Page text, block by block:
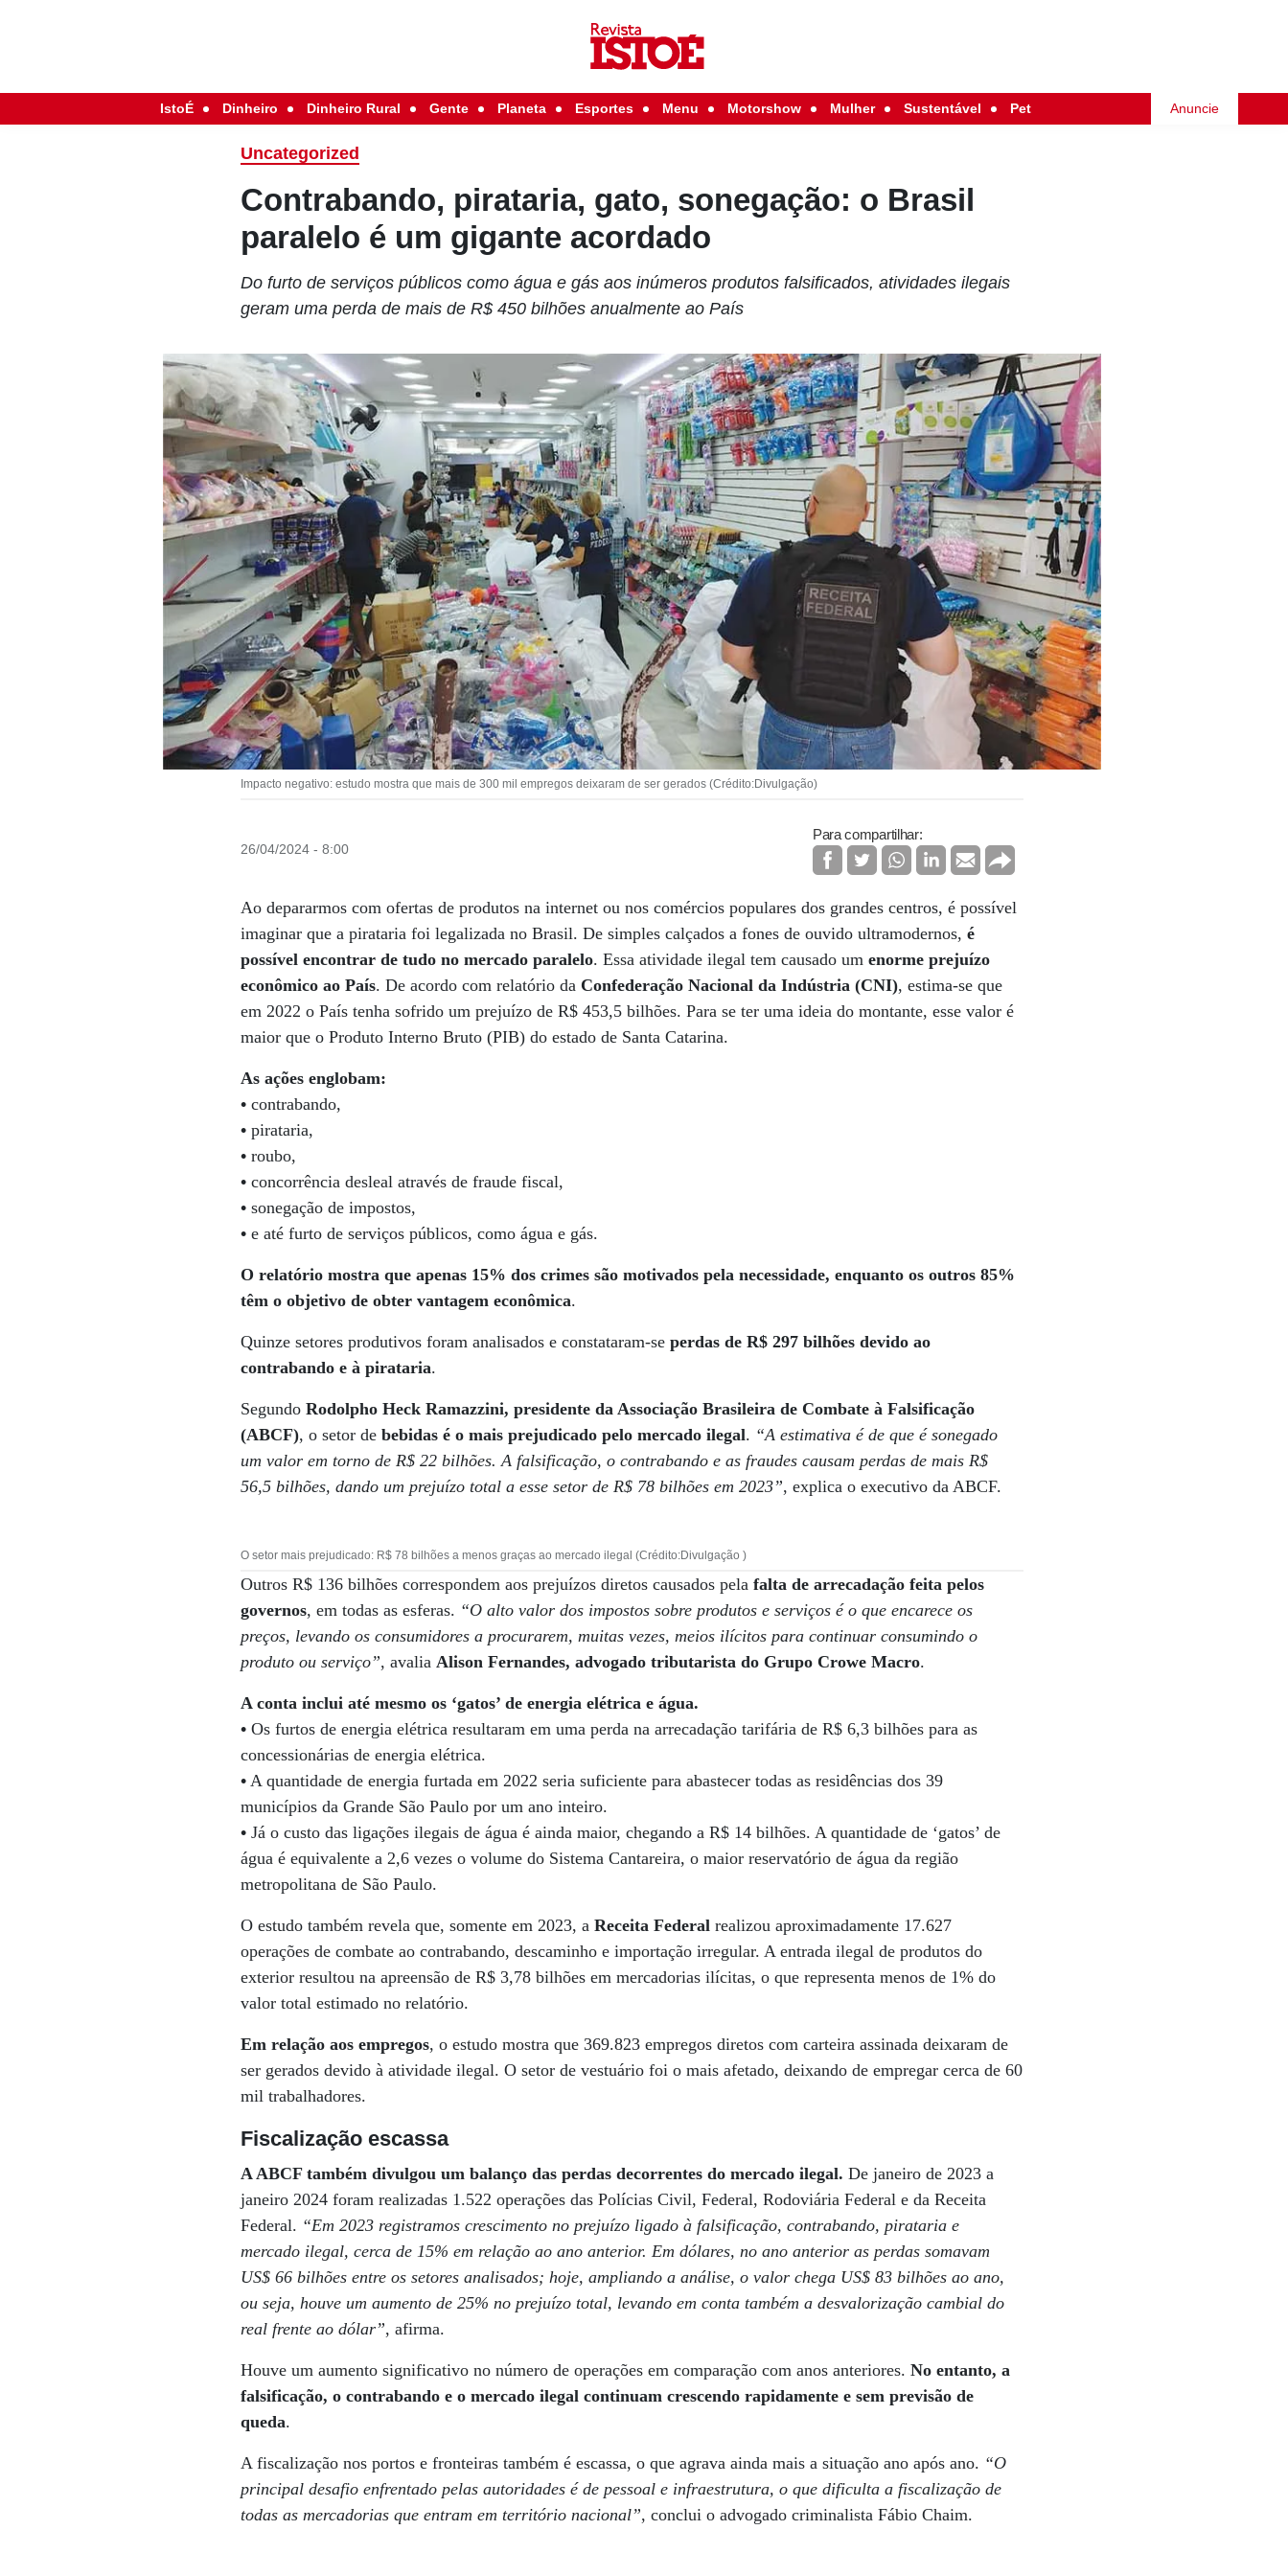
IstoÉ Dinheiro Dinheiro Rural Gente Planeta Esportes Menu Motorshow Mulher Sustentável Pet Anuncie
Uncategorized
Contrabando, pirataria, gato, sonegação: o Brasil
paralelo é um gigante acordado
Do furto de serviços públicos como água e gás aos inúmeros produtos falsificados, atividades ilegais
geram uma perda de mais de R$ 450 bilhões anualmente ao País
Impacto negativo: estudo mostra que mais de 300 mil empregos deixaram de ser gerados (Crédito:Divulgação)
26/04/2024 - 8:00
Para compartilhar:
Ao depararmos com ofertas de produtos na internet ou nos comércios populares dos grandes centros, é possível
imaginar que a pirataria foi legalizada no Brasil. De simples calçados a fones de ouvido ultramodernos,é
possível encontrar de tudo no mercado paralelo. Essa atividade ilegal tem causado umenorme prejuízo
econômico ao País. De acordo com relatório da Confederação Nacional da Indústria (CNI), estima-se que
em 2022 o País tenha sofrido um prejuízo de R$ 453,5 bilhões. Para se ter uma ideia do montante, esse valor é
maior que o Produto Interno Bruto (PIB) do estado de Santa Catarina.
As ações englobam:
• contrabando,
• pirataria,
• roubo,
• concorrência desleal através de fraude fiscal,
• sonegação de impostos,
• e até furto de serviços públicos, como água e gás.
O relatório mostra que apenas 15% dos crimes são motivados pela necessidade, enquanto os outros 85%
têm o objetivo de obter vantagem econômica.
Quinze setores produtivos foram analisados e constataram-seperdas de R$ 297 bilhões devido ao
contrabando e à pirataria.
SegundoRodolpho Heck Ramazzini, presidente da Associação Brasileira de Combate à Falsificação
(ABCF), o setor debebidas é o mais prejudicado pelo mercado ilegal. “A estimativa é de que é sonegado
um valor em torno de R$ 22 bilhões. A falsificação, o contrabando e as fraudes causam perdas de mais R$
56,5 bilhões, dando um prejuízo total a esse setor de R$ 78 bilhões em 2023”, explica o executivo da ABCF.
O setor mais prejudicado: R$ 78 bilhões a menos graças ao mercado ilegal (Crédito:Divulgação )
Outros R$ 136 bilhões correspondem aos prejuízos diretos causados pela falta de arrecadação feita pelos
governos, em todas as esferas. “O alto valor dos impostos sobre produtos e serviços é o que encarece os
preços, levando os consumidores a procurarem, muitas vezes, meios ilícitos para continuar consumindo o
produto ou serviço”, avaliaAlison Fernandes, advogado tributarista do Grupo Crowe Macro.
A conta inclui até mesmo os ‘gatos’ de energia elétrica e água.
•Os furtos de energia elétrica resultaram em uma perda na arrecadação tarifária de R$ 6,3 bilhões para as
concessionárias de energia elétrica.
• A quantidade de energia furtada em 2022 seria suficiente para abastecer todas as residências dos 39
municípios da Grande São Paulo por um ano inteiro.
• Já o custo das ligações ilegais de água é ainda maior, chegando a R$ 14 bilhões. A quantidade de ‘gatos’ de
água é equivalente a 2,6 vezes o volume do Sistema Cantareira, o maior reservatório de água da região
metropolitana de São Paulo.
O estudo também revela que, somente em 2023, aReceita Federal realizou aproximadamente 17.627
operações de combate ao contrabando, descaminho e importação irregular. A entrada ilegal de produtos do
exterior resultou na apreensão de R$ 3,78 bilhões em mercadorias ilícitas, o que representa menos de 1% do
valor total estimado no relatório.
Em relação aos empregos, o estudo mostra que 369.823 empregos diretos com carteira assinada deixaram de
ser gerados devido à atividade ilegal. O setor de vestuário foi o mais afetado, deixando de empregar cerca de 60
mil trabalhadores.
Fiscalização escassa
A ABCF também divulgou um balanço das perdas decorrentes do mercado ilegal. De janeiro de 2023 a
janeiro 2024 foram realizadas 1.522 operações das Polícias Civil, Federal, Rodoviária Federal e da Receita
Federal. “Em 2023 registramos crescimento no prejuízo ligado à falsificação, contrabando, pirataria e
mercado ilegal, cerca de 15% em relação ao ano anterior. Em dólares, no ano anterior as perdas somavam
US$ 66 bilhões entre os setores analisados; hoje, ampliando a análise, o valor chega US$ 83 bilhões ao ano,
ou seja, houve um aumento de 25% no prejuízo total, levando em conta também a desvalorização cambial do
real frente ao dólar”, afirma.
Houve um aumento significativo no número de operações em comparação com anos anteriores.No entanto, a
falsificação, o contrabando e o mercado ilegal continuam crescendo rapidamente e sem previsão de
queda.
A fiscalização nos portos e fronteiras também é escassa, o que agrava ainda mais a situação ano após ano. “O
principal desafio enfrentado pelas autoridades é de pessoal e infraestrutura, o que dificulta a fiscalização de
todas as mercadorias que entram em território nacional”, conclui o advogado criminalista Fábio Chaim.